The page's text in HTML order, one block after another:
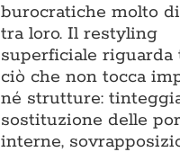
burocratiche molto
tra loro. Il restyling
superficiale riguarda
ciò che non tocca
né strutture:
sostituzione delle
interne,